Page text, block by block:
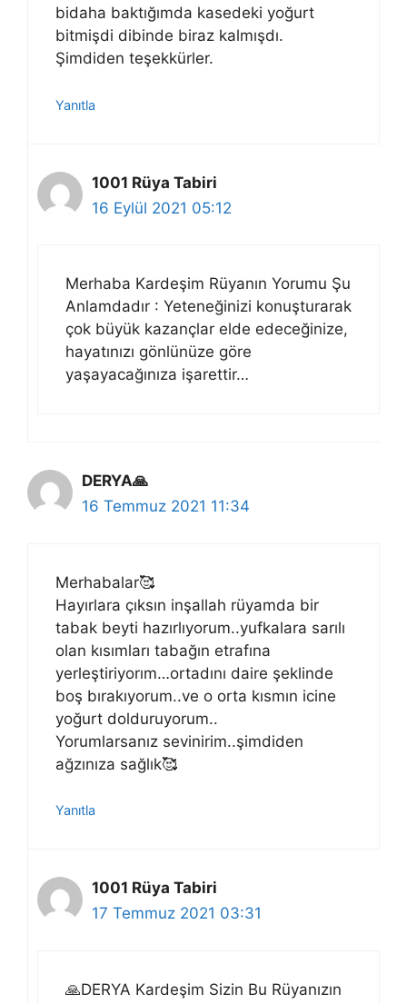
bidaha baktığımda kasedeki yoğurt
bitmişdi dibinde biraz kalmışdı.
Şimdiden teşekkürler.
Yanıtla
1001 Rüya Tabiri
16 Eylül 2021 05:12
Merhaba Kardeşim Rüyanın Yorumu Şu
Anlamdadır : Yeteneğinizi konuşturarak
çok büyük kazançlar elde edeceğinize,
hayatınızı gönlünüze göre
yaşayacağınıza işarettir…
DERYA🙏
16 Temmuz 2021 11:34
Merhabalar🥰
Hayırlara çıksın inşallah rüyamda bir
tabak beyti hazırlıyorum..yufkalara sarılı
olan kısımları tabağın etrafına
yerleştiriyorım…ortadını daire şeklinde
boş bırakıyorum..ve o orta kısmın icine
yoğurt dolduruyorum..
Yorumlarsanız sevinirim..şimdiden
ağzınıza sağlık🥰
Yanıtla
1001 Rüya Tabiri
17 Temmuz 2021 03:31
🙏DERYA Kardeşim Sizin Bu Rüyanızın